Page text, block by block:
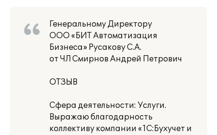
Генеральному Директору
ООО «БИТ Автоматизация
Бизнеса» Русакову С.А.
от ЧЛ Смирнов Андрей Петрович
ОТЗЫВ
Сфера деятельности: Услуги.
Выражаю благодарность
коллективу компании «1С:Бухучет и